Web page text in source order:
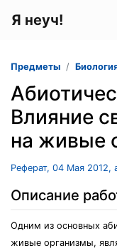
Я неуч!
Предметы
Влияние
на живые
Реферат, 04 Мая 2012,
Описание
Одним из основных
живые организмы,